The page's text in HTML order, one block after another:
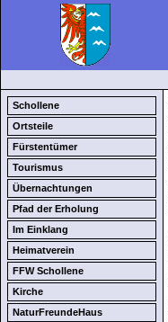
Schollene
Ortsteile
Fürstentümer
Tourismus
Übernachtungen
Pfad der Erholung
Im Einklang
Heimatverein
FFW Schollene
Kirche
NaturFreundeHaus